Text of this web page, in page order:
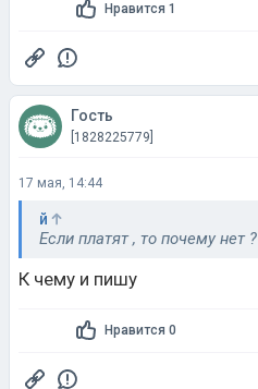
Нравится 1
Гость
[1828225779]
17 мая, 14:44
й
Если платят , то почему нет ?
К чему и пишу
Нравится 0